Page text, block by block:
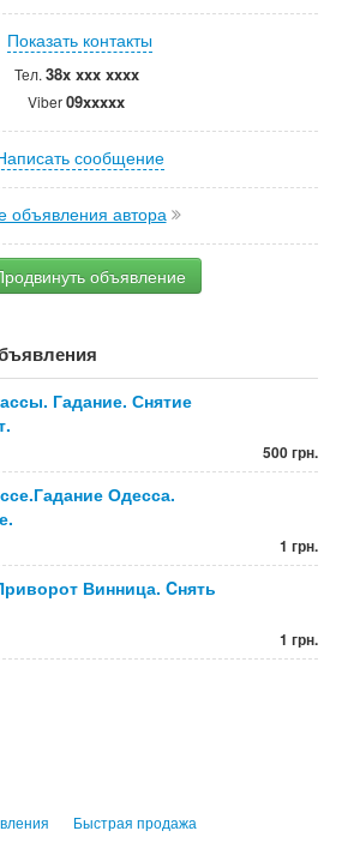
Показать контакты
Тел. 38x xxx xxxx
Viber09xxxxx
сообщение
объявления автора
объявление
Гадание. Снятие
500 грн.
Одесса.
1 грн.
Винница. Cнять
1 грн.
Быстрая продажа